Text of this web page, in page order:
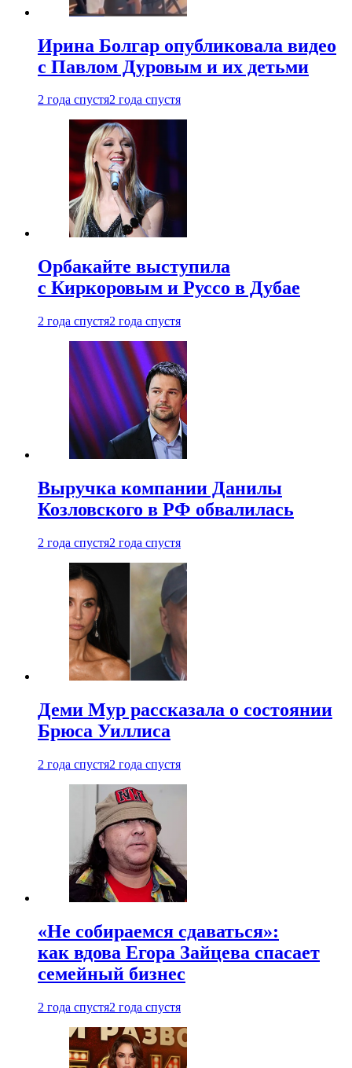
Ирина Болгар опубликовала видео
с Павлом Дуровым и их детьми
2 года спустя2 года спустя
Орбакайте выступила
с Киркоровым и Руссо в Дубае
2 года спустя2 года спустя
Выручка компании Данилы
Козловского в РФ обвалилась
2 года спустя2 года спустя
Деми Мур рассказала о состоянии
Брюса Уиллиса
2 года спустя2 года спустя
«Не собираемся сдаваться»:
как вдова Егора Зайцева спасает
семейный бизнес
2 года спустя2 года спустя